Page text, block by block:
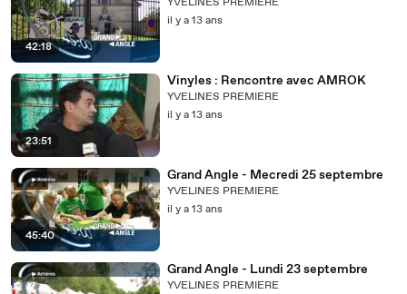
42:18
il y a 13 ans
23:51
Vinyles : Rencontre avec AMROK
YVELINES PREMIERE
il y a 13 ans
45:40
Grand Angle - Mecredi 25 septembre
YVELINES PREMIERE
il y a 13 ans
Grand Angle - Lundi 23 septembre
YVELINES PREMIERE